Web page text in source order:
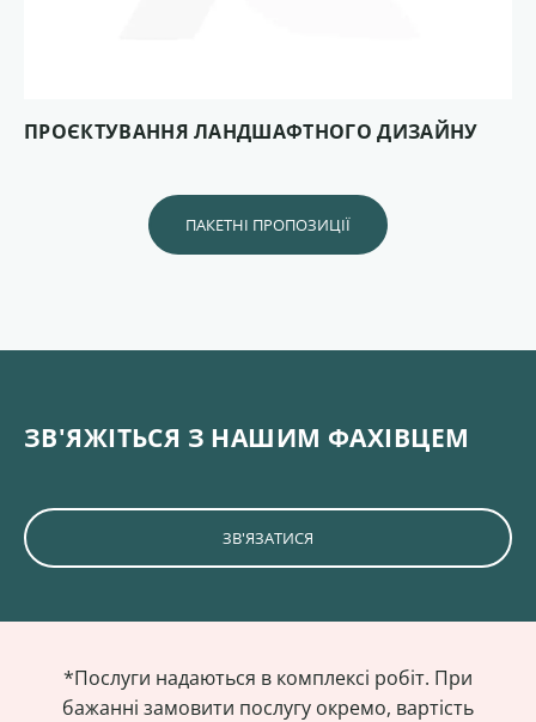
ПРОЄКТУВАННЯ ЛАНДШАФТНОГО ДИЗАЙНУ
ПАКЕТНІ ПРОПОЗИЦІЇ
ЗВ'ЯЖІТЬСЯ З НАШИМ ФАХІВЦЕМ
ЗВ'ЯЗАТИСЯ
*Послуги надаються в комплексі робіт. При
бажанні замовити послугу окремо, вартість